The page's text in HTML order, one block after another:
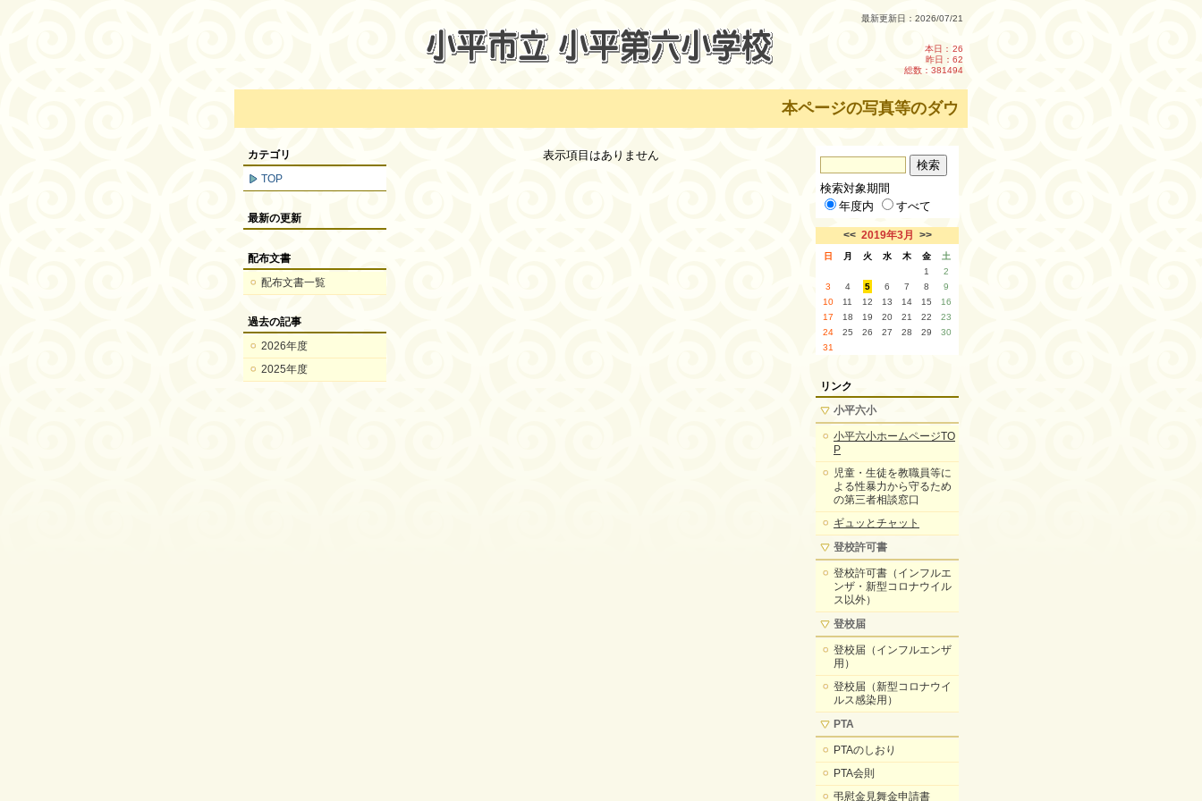
最新更新日：2026/07/21
本日： 26
昨日：62
総数：381494
本ページの写真等のダウンロード・転載を禁止します。
カテゴリ
TOP
最新の更新
配布文書
配布文書一覧
過去の記事
2026年度
2025年度
表示項目はありません
検索対象期間
年度内
すべて
<< 2019年3月 >>
日 月 火 水 木 金
土
1
2
3
4 5 6 7 8
9
10
11 12 13 14 15
16
17
18 19 20 21 22
23
24
25 26 27 28 29
30
31
リンク
小平六小
小平六小ホームページTO
P
児童・生徒を教職員等に
よる性暴力から守るため
の第三者相談窓口
ギュッとチャット
登校許可書
登校許可書（インフルエ
ンザ・新型コロナウイル
ス以外）
登校届
登校届（インフルエンザ
用）
登校届（新型コロナウイ
ルス感染用）
PTA
PTAのしおり
PTA会則
弔慰金見舞金申請書